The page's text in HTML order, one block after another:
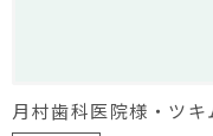
月村歯科医院様・ツ